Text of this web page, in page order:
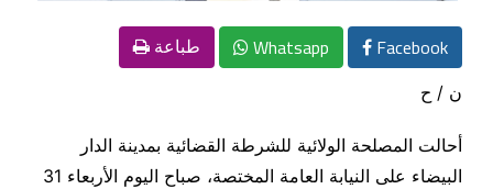
Facebook
Whatsapp طباعة
ن / ح
أحالت المصلحة الولائية للشرطة القضائية بمدينة الدار
البيضاء على النيابة العامة المختصة، صباح اليوم الأربعاء 31